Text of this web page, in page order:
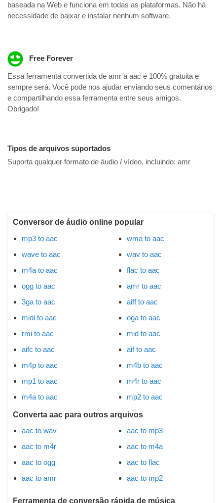
baseada na Web e funciona em todas as plataformas. Não há
necessidade de baixar e instalar nenhum software.
Free Forever
Essa ferramenta convertida de amr a aac é 100% gratuita e
sempre será. Você pode nos ajudar enviando seus comentários
e compartilhando essa ferramenta entre seus amigos.
Obrigado!
Tipos de arquivos suportados
Suporta qualquer formato de áudio / vídeo, incluindo: amr
Conversor de áudio online popular
mp3 to aac
wave to aac
m4a to aac
ogg to aac
3ga to aac
midi to aac
rmi to aac
aifc to aac
m4p to aac
mp1 to aac
m4a to aac
wma to aac
wav to aac
flac to aac
amr to aac
aiff to aac
oga to aac
mid to aac
aif to aac
m4b to aac
m4r to aac
mp2 to aac
Converta aac para outros arquivos
aac to wav
aac to m4r
aac to ogg
aac to amr
aac to mp3
aac to m4a
aac to flac
aac to mp2
Ferramenta de conversão rápida de música